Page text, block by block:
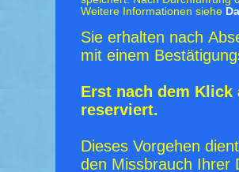
Weitere Informationen siehe
Sie erhalten nach
mit einem
Erst nach dem
reserviert.
Dieses Vorgehen
den Missbrauch Ihrer